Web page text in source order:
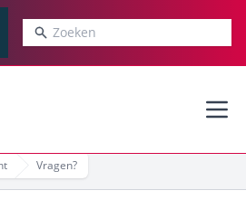
Zoeken
Vragen?